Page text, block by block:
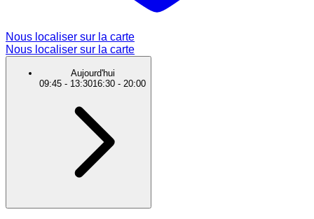
Nous localiser sur la carte
Nous localiser sur la carte
Aujourd'hui
09:45 - 13:3016:30 - 20:00